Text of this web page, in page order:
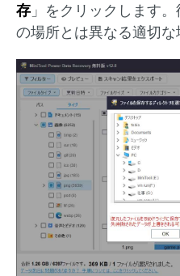
存 」をクリックします
の場所とは異なる適切な